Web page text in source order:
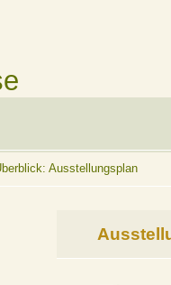
Ausstellungsplan